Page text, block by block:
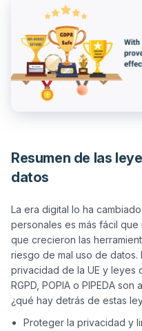
Resumen de las
datos
La era digital lo ha
personales es más fácil que
que crecieron las
riesgo de mal uso de
privacidad de la UE y leyes
RGPD, POPIA o PIPEDA
Proteger la privacidad y